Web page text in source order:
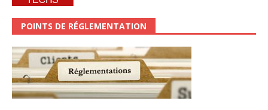
POINTS DE RÉGLEMENTATION